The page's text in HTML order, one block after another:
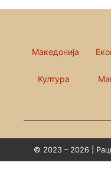
Македонија
Култура
© 2023 – 2026 |